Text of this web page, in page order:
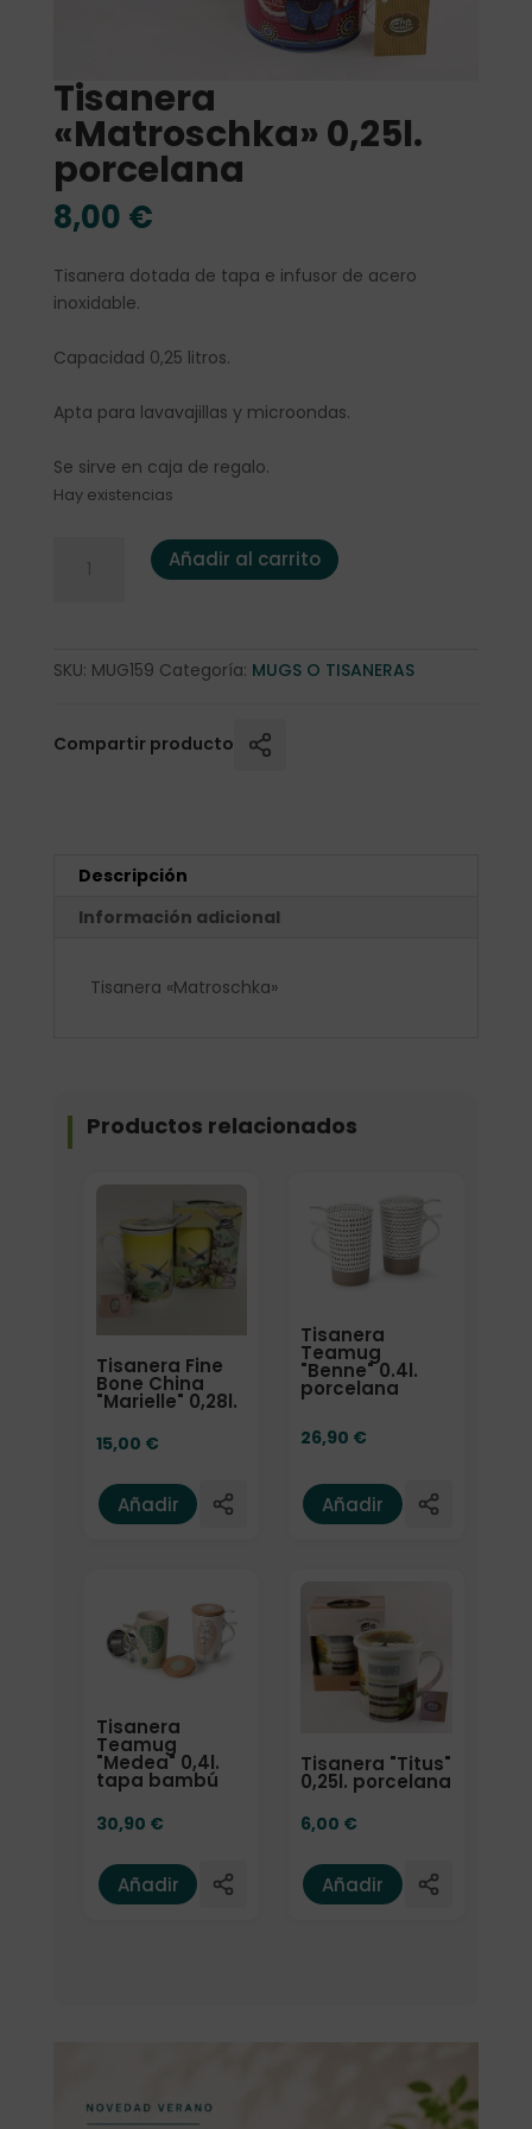
Tisanera
«Matroschka» 0,25l.
porcelana
8,00 €
Tisanera dotada de tapa e infusor de acero
inoxidable.
Capacidad 0,25 litros.
Apta para lavavajillas y microondas.
Se sirve en caja de regalo.
Hay existencias
Tisanera "Matroschka" 0,25l. porcelana cantidad
Añadir al carrito
SKU: MUG159 Categoría: MUGS O TISANERAS
Compartir producto
Descripción
Información adicional
Tisanera «Matroschka»
Productos relacionados
Tisanera Fine
Bone China
"Marielle" 0,28l.
15,00 €
Añadir
Tisanera
Teamug
"Benne" 0.4l.
porcelana
26,90 €
Añadir
Tisanera
Teamug
"Medea" 0,4l.
tapa bambú
30,90 €
Añadir
Tisanera "Titus"
0,25l. porcelana
6,00 €
Añadir